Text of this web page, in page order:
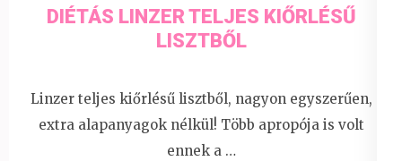
DIÉTÁS LINZER TELJES KIŐRLÉSŰ
LISZTBŐL
Linzer teljes kiőrlésű lisztből, nagyon egyszerűen,
extra alapanyagok nélkül! Több apropója is volt
ennek a …